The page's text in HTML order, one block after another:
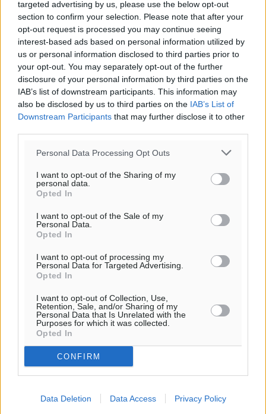
targeted advertising by us, please use the below opt-out
section to confirm your selection. Please note that after your
opt-out request is processed you may continue seeing
interest-based ads based on personal information utilized by
us or personal information disclosed to third parties prior to
your opt-out. You may separately opt-out of the further
disclosure of your personal information by third parties on the
IAB’s list of downstream participants. This information may
also be disclosed by us to third parties on the IAB’s List of
Downstream Participants that may further disclose it to other
Personal Data Processing Opt Outs
I want to opt-out of the Sharing of my
personal data.
Opted In
I want to opt-out of the Sale of my
Personal Data.
Opted In
I want to opt-out of processing my
Personal Data for Targeted Advertising.
Opted In
I want to opt-out of Collection, Use,
Retention, Sale, and/or Sharing of my
Personal Data that Is Unrelated with the
Purposes for which it was collected.
Opted In
CONFIRM
Data Deletion Data Access Privacy Policy
Ροή ειδήσεων
αναχωρούν από Πειραιά, Ραφήνα και Λαύριο